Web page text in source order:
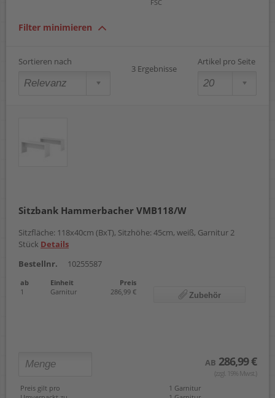
FSC
Filter minimieren
Sortieren nach
3 Ergebnisse
Artikel pro Seite
Sitzbank Hammerbacher VMB118/W
Sitzfläche: 118x40cm (BxT), Sitzhöhe: 45cm, weiß, Garnitur 2
Stück Details
Bestellnr.
10255587
ab Einheit
Preis
1
Garnitur 286,99 € Zubehör
AB 286,99 €
(zzgl. 19% Mwst.)
Preis gilt pro
1 Garnitur